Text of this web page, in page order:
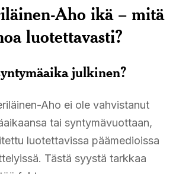
Aho ikä – mitä
luotettavasti?
julkinen?
Aho ei ole vahvistanut
tai syntymävuottaan,
luotettavissa päämedioissa
Tästä syystä tarkkaa